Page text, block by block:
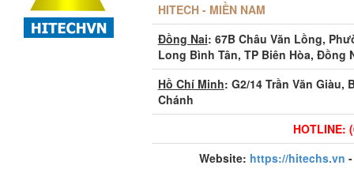
HITECH - MIỀN NAM
Đồng Nai: 67B Châu Văn Lồng,
Long Bình Tân, TP Biên Hòa, Đồng
Hồ Chí Minh: G2/14 Trần Văn Giàu,
Chánh
HOTLINE:
Website: https://hitechs.vn